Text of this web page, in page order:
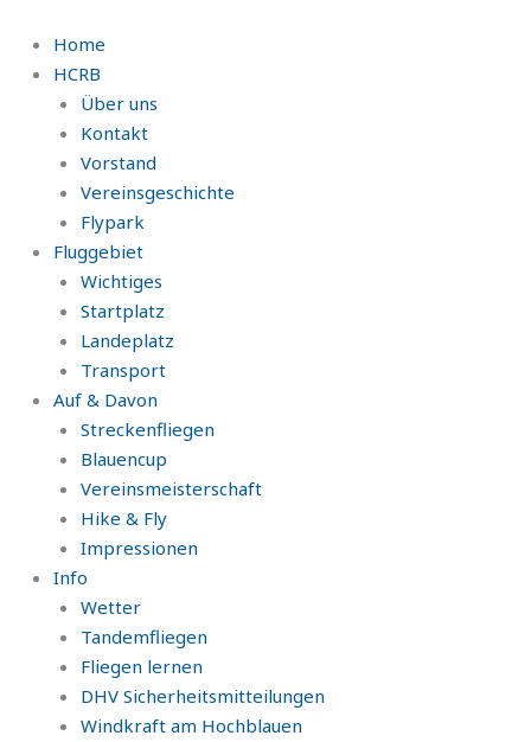
Inhalt
springen
Home
HCRB
Über uns
Kontakt
Vorstand
Vereinsgeschichte
Flypark
Fluggebiet
Wichtiges
Startplatz
Landeplatz
Transport
Auf & Davon
Streckenfliegen
Blauencup
Vereinsmeisterschaft
Hike & Fly
Impressionen
Info
Wetter
Tandemfliegen
Fliegen lernen
DHV Sicherheitsmitteilungen
Windkraft am Hochblauen